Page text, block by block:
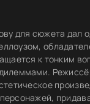
для сюжета дал
к тонким